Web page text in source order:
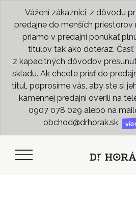
Vážení zákazníci, z dôvodu
predajne do menších priestorov
priamo v predajni ponúkať
titulov tak ako doteraz.
z kapacitných dôvodov
skladu. Ak chcete prísť do
titul, poprosíme vás, aby ste si
kamennej predajni overili na
0907 078 029 alebo na
obchod@drhorak.sk